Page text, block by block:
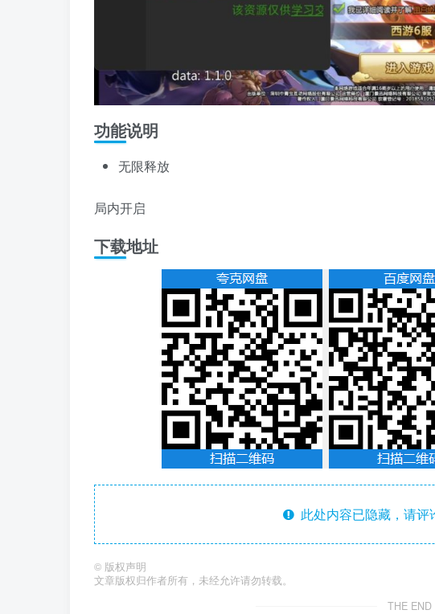
功能说明
无限释放
局内开启
下载地址
此处内容已隐藏，请评
© 版权声明
文章版权归作者所有，未经允许请勿转载。
THE END